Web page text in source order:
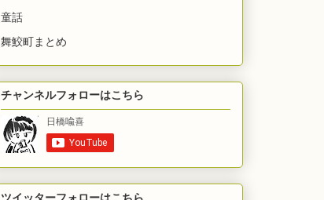
童話
舞鮫町まとめ
チャンネルフォローはこちら
ツイッターフォローはこちら